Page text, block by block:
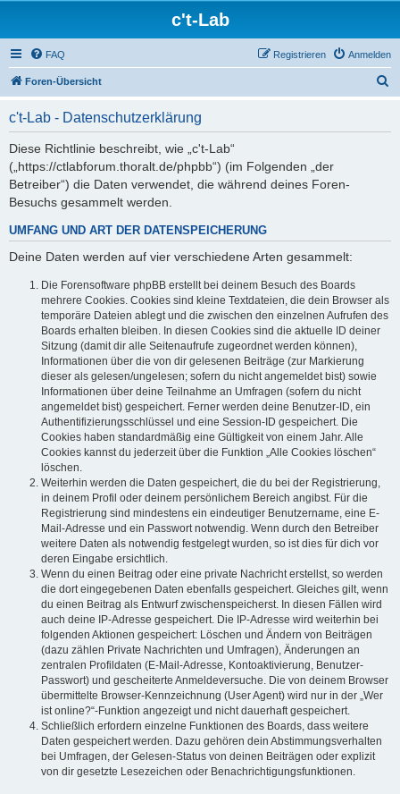
c't-Lab
FAQ Anmelden
Registrieren
Foren-Übersicht
c't-Lab - Datenschutzerklärung
Diese Richtlinie beschreibt, wie „c't-Lab“
(„https://ctlabforum.thoralt.de/phpbb“) (im Folgenden „der
Betreiber“) die Daten verwendet, die während deines Foren-
Besuchs gesammelt werden.
UMFANG UND ART DER DATENSPEICHERUNG
Deine Daten werden auf vier verschiedene Arten gesammelt:
Die Forensoftware phpBB erstellt bei deinem Besuch des Boards
mehrere Cookies. Cookies sind kleine Textdateien, die dein Browser als
temporäre Dateien ablegt und die zwischen den einzelnen Aufrufen des
Boards erhalten bleiben. In diesen Cookies sind die aktuelle ID deiner
Sitzung (damit dir alle Seitenaufrufe zugeordnet werden können),
Informationen über die von dir gelesenen Beiträge (zur Markierung
dieser als gelesen/ungelesen; sofern du nicht angemeldet bist) sowie
Informationen über deine Teilnahme an Umfragen (sofern du nicht
angemeldet bist) gespeichert. Ferner werden deine Benutzer-ID, ein
Authentifizierungsschlüssel und eine Session-ID gespeichert. Die
Cookies haben standardmäßig eine Gültigkeit von einem Jahr. Alle
Cookies kannst du jederzeit über die Funktion „Alle Cookies löschen“
löschen.
Weiterhin werden die Daten gespeichert, die du bei der Registrierung,
in deinem Profil oder deinem persönlichem Bereich angibst. Für die
Registrierung sind mindestens ein eindeutiger Benutzername, eine E-
Mail-Adresse und ein Passwort notwendig. Wenn durch den Betreiber
weitere Daten als notwendig festgelegt wurden, so ist dies für dich vor
deren Eingabe ersichtlich.
Wenn du einen Beitrag oder eine private Nachricht erstellst, so werden
die dort eingegebenen Daten ebenfalls gespeichert. Gleiches gilt, wenn
du einen Beitrag als Entwurf zwischenspeicherst. In diesen Fällen wird
auch deine IP-Adresse gespeichert. Die IP-Adresse wird weiterhin bei
folgenden Aktionen gespeichert: Löschen und Ändern von Beiträgen
(dazu zählen Private Nachrichten und Umfragen), Änderungen an
zentralen Profildaten (E-Mail-Adresse, Kontoaktivierung, Benutzer-
Passwort) und gescheiterte Anmeldeversuche. Die von deinem Browser
übermittelte Browser-Kennzeichnung (User Agent) wird nur in der „Wer
ist online?“-Funktion angezeigt und nicht dauerhaft gespeichert.
Schließlich erfordern einzelne Funktionen des Boards, dass weitere
Daten gespeichert werden. Dazu gehören dein Abstimmungsverhalten
bei Umfragen, der Gelesen-Status von deinen Beiträgen oder explizit
von dir gesetzte Lesezeichen oder Benachrichtigungsfunktionen.